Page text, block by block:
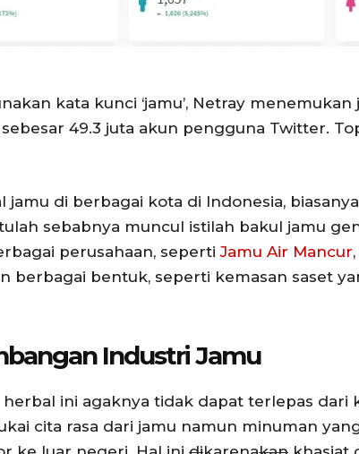
kata kunci ‘jamu’, Netray
49.3 juta akun pengguna Twitter.
jamu di berbagai kota di Indonesia,
sebabnya muncul istilah bakul jamu
perusahaan, sepertiJamu Air Mancur,
berbagai bentuk, seperti kemasan saset
Industri Jamu
ini agaknya tidak dapat terlepas dari
cita rasa dari jamu namun minuman